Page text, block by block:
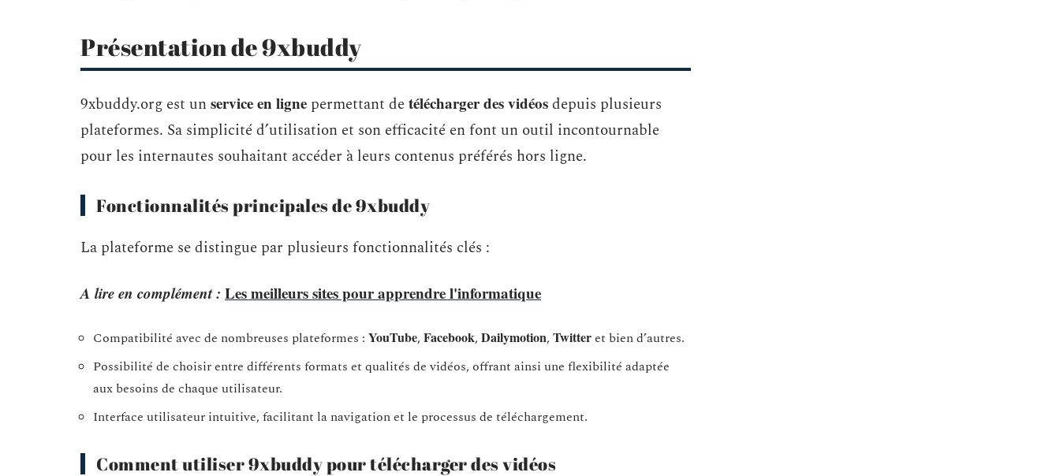
Présentation de 9xbuddy
9xbuddy.org est unservice en ligne permettant detélécharger des vidéosdepuis plusieurs
plateformes. Sa simplicité d’utilisation et son efficacité en font un outil incontournable
pour les internautes souhaitant accéder à leurs contenus préférés hors ligne.
Fonctionnalités principales de 9xbuddy
La plateforme se distingue par plusieurs fonctionnalités clés :
A lire en complément : Les meilleurs sites pour apprendre l'informatique
Compatibilité avec de nombreuses plateformes : YouTube,Facebook,Dailymotion,Twitteret bien d’autres.
Possibilité de choisir entre différents formats et qualités de vidéos, offrant ainsi une flexibilité adaptée
aux besoins de chaque utilisateur.
Interface utilisateur intuitive, facilitant la navigation et le processus de téléchargement.
Comment utiliser 9xbuddy pour télécharger des vidéos